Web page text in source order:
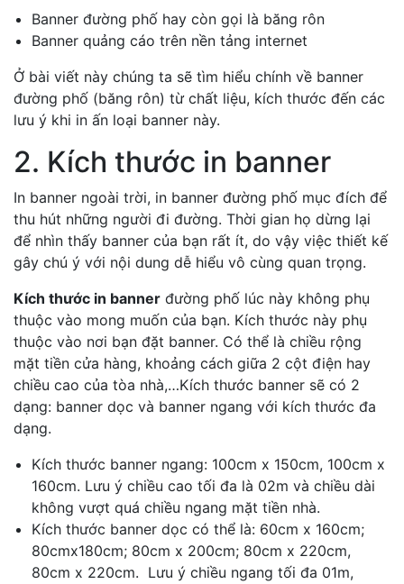
Banner đường phố hay còn gọi là băng rôn
Banner quảng cáo trên nền tảng internet
Ở bài viết này chúng ta sẽ tìm hiểu chính về banner
đường phố (băng rôn) từ chất liệu, kích thước đến các
lưu ý khi in ấn loại banner này.
2. Kích thước in banner
In banner ngoài trời, in banner đường phố mục đích để
thu hút những người đi đường. Thời gian họ dừng lại
để nhìn thấy banner của bạn rất ít, do vậy việc thiết kế
gây chú ý với nội dung dễ hiểu vô cùng quan trọng.
Kích thước in banner đường phố lúc này không phụ
thuộc vào mong muốn của bạn. Kích thước này phụ
thuộc vào nơi bạn đặt banner. Có thể là chiều rộng
mặt tiền cửa hàng, khoảng cách giữa 2 cột điện hay
chiều cao của tòa nhà,…Kích thước banner sẽ có 2
dạng: banner dọc và banner ngang với kích thước đa
dạng.
Kích thước banner ngang: 100cm x 150cm, 100cm x
160cm. Lưu ý chiều cao tối đa là 02m và chiều dài
không vượt quá chiều ngang mặt tiền nhà.
Kích thước banner dọc có thể là: 60cm x 160cm;
80cmx180cm; 80cm x 200cm; 80cm x 220cm,
80cm x 220cm. Lưu ý chiều ngang tối đa 01m,